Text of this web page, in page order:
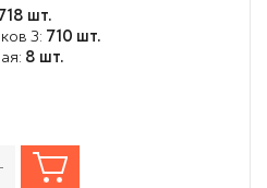
шт.
3: 710 шт.
8 шт.